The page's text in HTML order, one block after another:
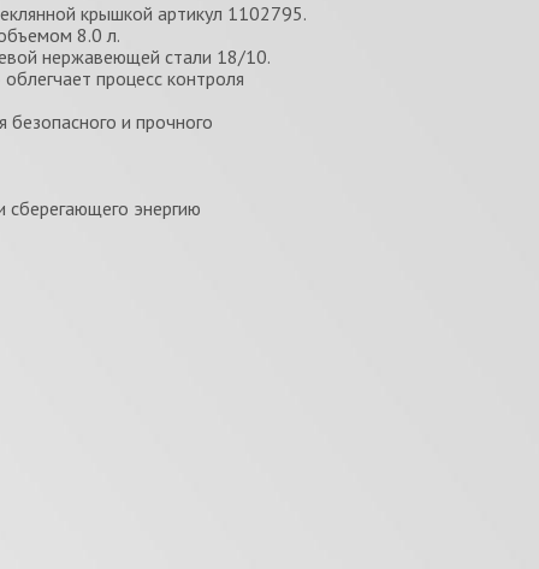
крышкой артикул 1102795.
8.0 л.
нержавеющей стали 18/10.
процесс контроля
и прочного
сберегающего энергию